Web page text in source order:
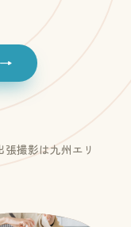
→
撮影は九州エリ